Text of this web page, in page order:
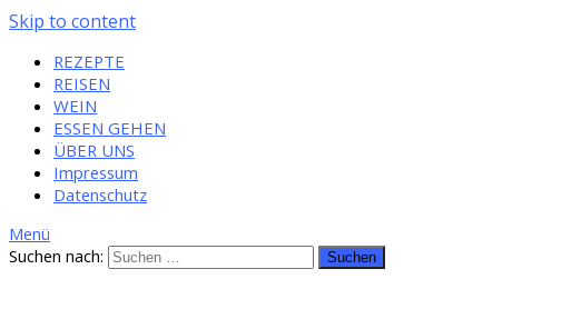
Skip to content
REZEPTE
REISEN
WEIN
ESSEN GEHEN
ÜBER UNS
Impressum
Datenschutz
Menü
Suchen nach: